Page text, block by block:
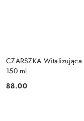
CZARSZKA
150 ml
Cena:
88.00